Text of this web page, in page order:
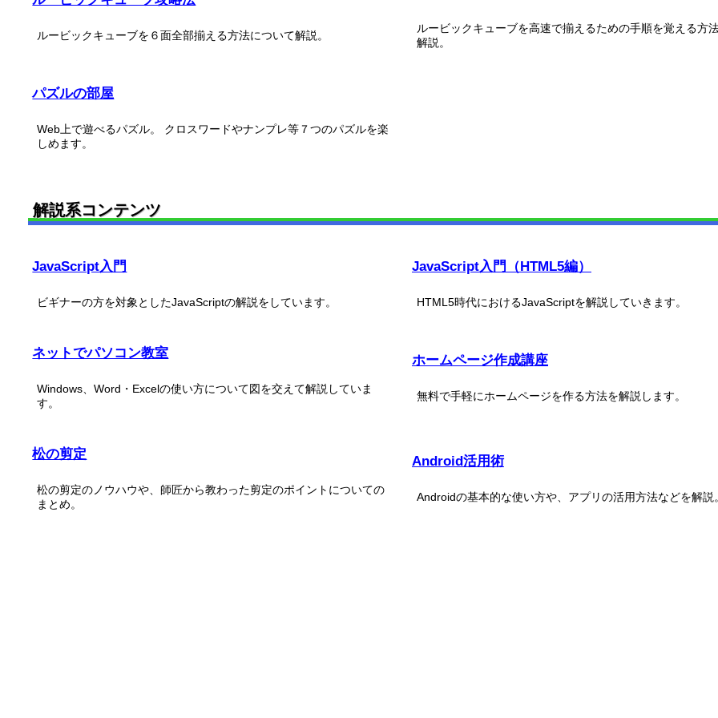
ルービックキューブを６面全部揃える方法について解説。
ルービックキューブを高速で揃えるための手順を覚える方
解説。
パズルの部屋
Web上で遊べるパズル。 クロスワードやナンプレ等７つのパズルを楽
しめます。
解説系コンテンツ
JavaScript入門
ビギナーの方を対象としたJavaScriptの解説をしています。
JavaScript入門（HTML5編）
HTML5時代におけるJavaScriptを解説していきます。
ネットでパソコン教室
Windows、Word・Excelの使い方について図を交えて解説していま
す。
ホームページ作成講座
無料で手軽にホームページを作る方法を解説します。
松の剪定
松の剪定のノウハウや、師匠から教わった剪定のポイントについての
まとめ。
Android活用術
Androidの基本的な使い方や、アプリの活用方法などを解説。